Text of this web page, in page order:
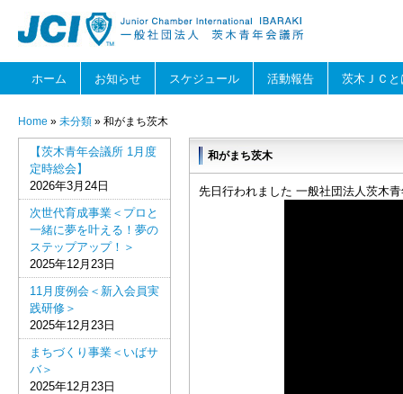
ホーム お知らせ スケジュール 活動報告 茨木ＪＣと
Home » 未分類 » 和がまち茨木
和がまち茨木
先日行われました 一般社団法人茨木
【茨木青年会議所 1月度
定時総会】
2026年3月24日
次世代育成事業＜プロと
一緒に夢を叶える！夢の
ステップアップ！＞
2025年12月23日
11月度例会＜新入会員実
践研修＞
2025年12月23日
まちづくり事業＜いばサ
バ＞
2025年12月23日